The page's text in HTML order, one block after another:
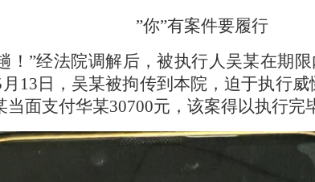
”你”有案件要履行
！”经法院调解后，被执行人吴某在期
13日，吴某被拘传到本院，迫于执行
面支付华某30700元，该案得以执行完